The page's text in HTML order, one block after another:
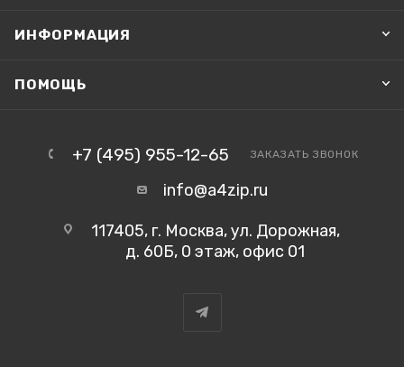
ИНФОРМАЦИЯ
ПОМОЩЬ
+7 (495) 955-12-65 ЗАКАЗАТЬ ЗВОНОК
info@a4zip.ru
117405, г. Москва, ул. Дорожная,
д. 60Б, 0 этаж, офис 01